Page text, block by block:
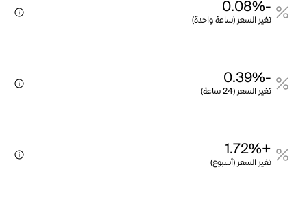
-0.08%
تغير السعر (ساعة واحدة)
-0.39%
تغير السعر (24 ساعة)
+1.72%
تغير السعر (أسبوع)